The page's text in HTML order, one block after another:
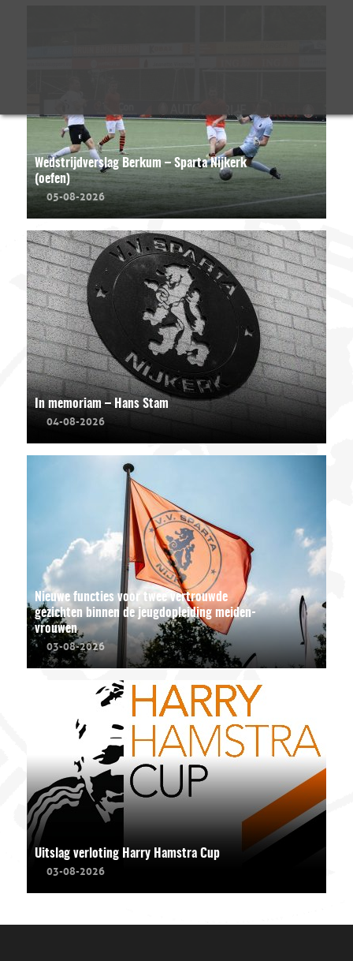
Wedstrijdverslag Berkum – Sparta Nijkerk
(oefen)
05-08-2026
In memoriam – Hans Stam
04-08-2026
Nieuwe functies voor twee vertrouwde
gezichten binnen de jeugdopleiding meiden-
vrouwen
03-08-2026
Uitslag verloting Harry Hamstra Cup
03-08-2026